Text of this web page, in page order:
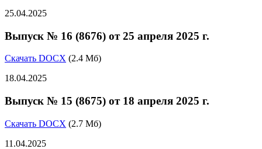
25.04.2025
Выпуск № 16 (8676) от 25 апреля 2025 г.
Скачать DOCX (2.4 Мб)
18.04.2025
Выпуск № 15 (8675) от 18 апреля 2025 г.
Скачать DOCX (2.7 Мб)
11.04.2025